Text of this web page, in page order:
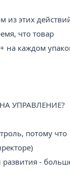
из этих
что товар
на каждом
УПРАВЛЕНИЕ?
потому что
-